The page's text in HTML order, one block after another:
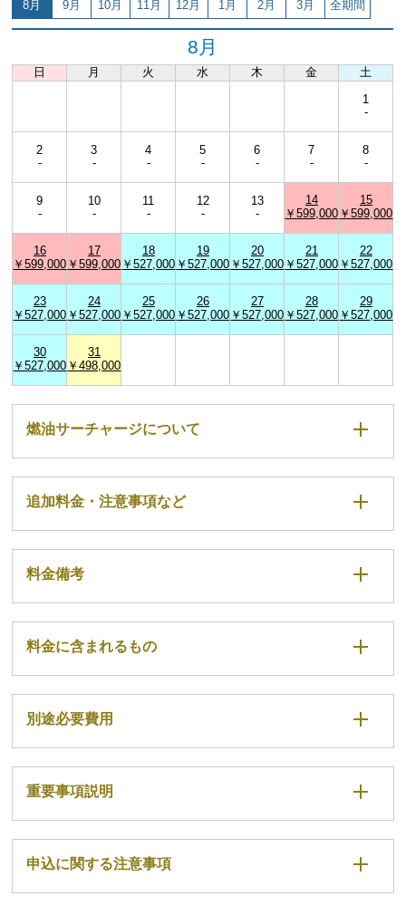
8月 9月 10月 11月 12月 1月 2月 3月 全期間
8月
日 月 火 水 木 金 土
1
-
2
-
3
-
4
-
5
-
6
-
7
-
8
-
9
-
10
-
11
-
12
-
13
-
14
￥599,000
15
￥599,000
16
￥599,000
17
￥599,000
18
￥527,000
19
￥527,000
20
￥527,000
21
￥527,000
22
￥527,000
23
￥527,000
24
￥527,000
25
￥527,000
26
￥527,000
27
￥527,000
28
￥527,000
29
￥527,000
30
￥527,000
31
￥498,000
燃油サーチャージについて
追加料金・注意事項など
料金備考
料金に含まれるもの
別途必要費用
重要事項説明
申込に関する注意事項